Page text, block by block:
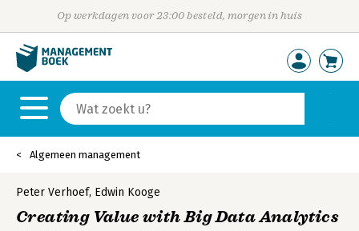
Op werkdagen voor 23:00 besteld, morgen in huis
Algemeen management
Peter Verhoef, Edwin Kooge
Creating Value with Big Data Analytics